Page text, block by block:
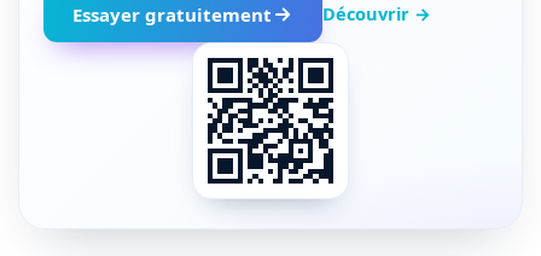
Essayer gratuitement Découvrir →